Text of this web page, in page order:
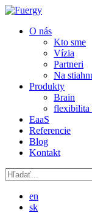
O nás
Kto sme
Vízia
Partneri
Na
Produkty
Brain
flexibilita
EaaS
Referencie
Blog
Kontakt
en
sk